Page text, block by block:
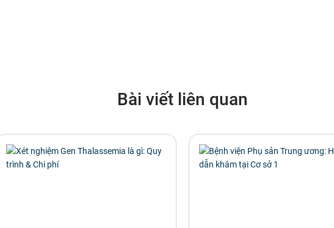
Bài viết liên quan